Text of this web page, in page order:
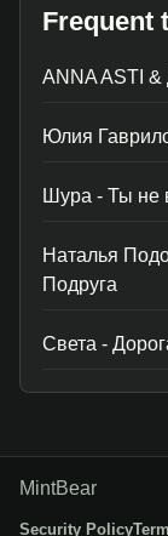
Frequent
ANNA ASTI
Юлия
Шура - Ты не
Наталья
Подруга
Света -
MintBear
Security Policy